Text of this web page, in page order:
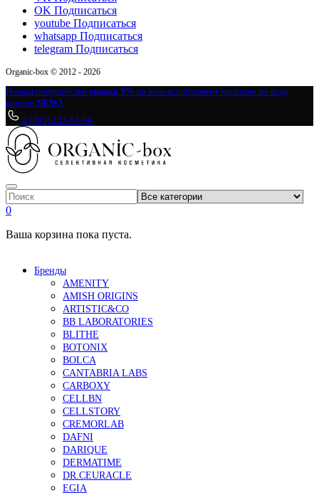
OK Подписаться
youtube Подписаться
whatsapp Подписаться
telegram Подписаться
Organic-box © 2012 - 2026
Новым покупателям скидка 5% на весь ассортимент магазина по коду
купона NEW5
8 (495) 233-64-54
0
Ваша корзина пока пуста.
Бренды
AMENITY
AMISH ORIGINS
ARTISTIC&CO
BB LABORATORIES
BLITHE
BOTONIX
BOLCA
CANTABRIA LABS
CARBOXY
CELLBN
CELLSTORY
CREMORLAB
DAFNI
DARIQUE
DERMATIME
DR.CEURACLE
EGIA